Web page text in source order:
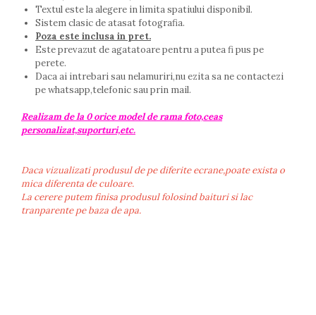
Textul este la alegere in limita spatiului disponibil.
Sistem clasic de atasat fotografia.
Poza este inclusa in pret.
Este prevazut de agatatoare pentru a putea fi pus pe
perete.
Daca ai intrebari sau nelamuriri,nu ezita sa ne contactezi
pe whatsapp,telefonic sau prin mail.
Realizam de la 0 orice model de rama foto,ceas
personalizat,suporturi,etc.
Daca vizualizati produsul de pe diferite ecrane,poate exista o
mica diferenta de culoare.
La cerere putem finisa produsul folosind baituri si lac
tranparente pe baza de apa.